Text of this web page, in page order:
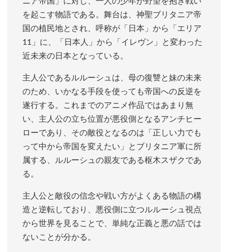
を起こす物語である。舞台は、神聖ブリタニア帝
国の植民地とされ、呼称が「日本」から「エリア
11」に、「日本人」から「イレヴン」と変わった
近未来の日本となっている。
主人公であるルルーシュは、母の復讐と妹の未来
のため、いかなる手段を使っても帝国への反逆を
遂行する。これまでのアニメ作品ではあまり無
い、主人公の立ち位置が悪役側となるアンチヒー
ローであり、その敵役となるのは「正しい力でも
って中から帝国を変えたい」とブリタニア軍に所
属する、ルルーシュの親友である枢木スザクであ
る。
主人公と敵役の信念や戦い方がよくある物語の構
造と逆転しており、悪役側に立つルルーシュ視点
から世界を見ることで、単純な正義と悪の話では
ないことが分かる。